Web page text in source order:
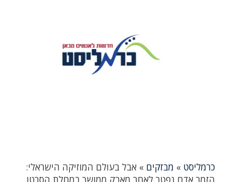
כרמליסט » מבזקים » אבל בעולם המוזיקה הישראלי:
הזמר אדם נפטר לאחר מאבק ממושך במחלת הסרטן.